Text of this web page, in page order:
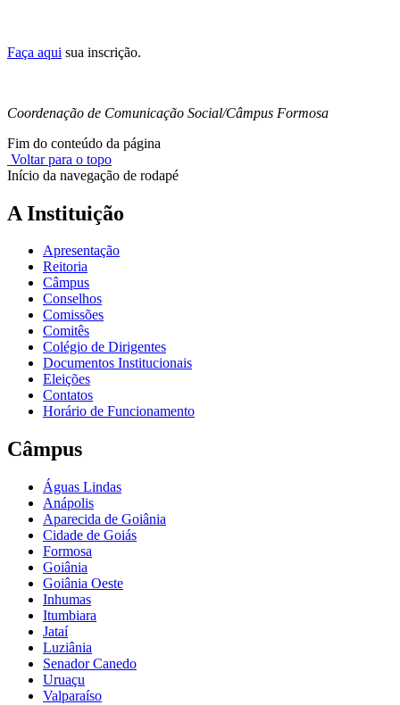
Faça aqui sua inscrição.
Coordenação de Comunicação Social/Câmpus Formosa
Fim do conteúdo da página
Voltar para o topo
Início da navegação de rodapé
A Instituição
Apresentação
Reitoria
Câmpus
Conselhos
Comissões
Comitês
Colégio de Dirigentes
Documentos Institucionais
Eleições
Contatos
Horário de Funcionamento
Câmpus
Águas Lindas
Anápolis
Aparecida de Goiânia
Cidade de Goiás
Formosa
Goiânia
Goiânia Oeste
Inhumas
Itumbiara
Jataí
Luziânia
Senador Canedo
Uruaçu
Valparaíso